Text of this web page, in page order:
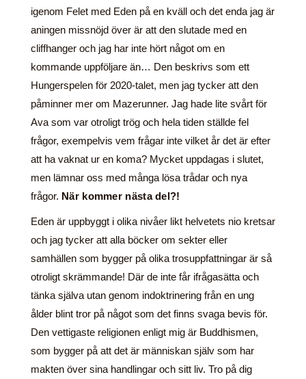
igenom Felet med Eden på en kväll och det enda jag är
aningen missnöjd över är att den slutade med en
cliffhanger och jag har inte hört något om en
kommande uppföljare än… Den beskrivs som ett
Hungerspelen för 2020-talet, men jag tycker att den
påminner mer om Mazerunner. Jag hade lite svårt för
Ava som var otroligt trög och hela tiden ställde fel
frågor, exempelvis vem frågar inte vilket år det är efter
att ha vaknat ur en koma? Mycket uppdagas i slutet,
men lämnar oss med många lösa trådar och nya
frågor. När kommer nästa del?!
Eden är uppbyggt i olika nivåer likt helvetets nio kretsar
och jag tycker att alla böcker om sekter eller
samhällen som bygger på olika trosuppfattningar är så
otroligt skrämmande! Där de inte får ifrågasätta och
tänka själva utan genom indoktrinering från en ung
ålder blint tror på något som det finns svaga bevis för.
Den vettigaste religionen enligt mig är Buddhismen,
som bygger på att det är människan själv som har
makten över sina handlingar och sitt liv. Tro på dig